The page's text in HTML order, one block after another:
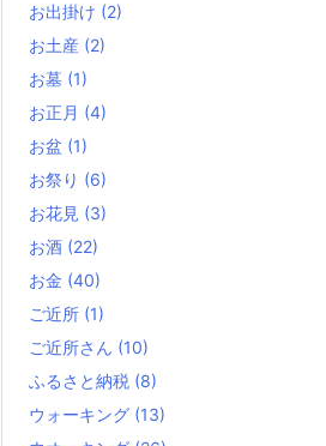
お出掛け (2)
お土産 (2)
お墓 (1)
お正月 (4)
お盆 (1)
お祭り (6)
お花見 (3)
お酒 (22)
お金 (40)
ご近所 (1)
ご近所さん (10)
ふるさと納税 (8)
ウォーキング (13)